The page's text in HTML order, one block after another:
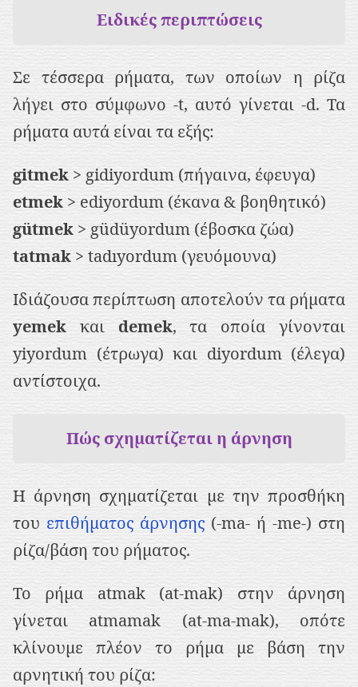
Ειδικές περιπτώσεις
Σε τέσσερα ρήματα, των οποίων η ρίζα
λήγει στο σύμφωνο -t, αυτό γίνεται -d. Τα
ρήματα αυτά είναι τα εξής:
gitmek > gidiyordum (πήγαινα, έφευγα)
etmek > ediyordum (έκανα & βοηθητικό)
gütmek > güdüyordum (έβοσκα ζώα)
tatmak > tadıyordum (γευόμουνα)
Ιδιάζουσα περίπτωση αποτελούν τα ρήματα
yemekκαι demek, τα οποία γίνονται
yiyordum (έτρωγα) και diyordum (έλεγα)
αντίστοιχα.
Πώς σχηματίζεται η άρνηση
Η άρνηση σχηματίζεται με την προσθήκη
του επιθήματος άρνησης (-ma- ή -me-) στη
ρίζα/βάση του ρήματος.
Το ρήμα atmak (at-mak) στην άρνηση
γίνεται atmamak (at-ma-mak), οπότε
κλίνουμε πλέον το ρήμα με βάση την
αρνητική του ρίζα: